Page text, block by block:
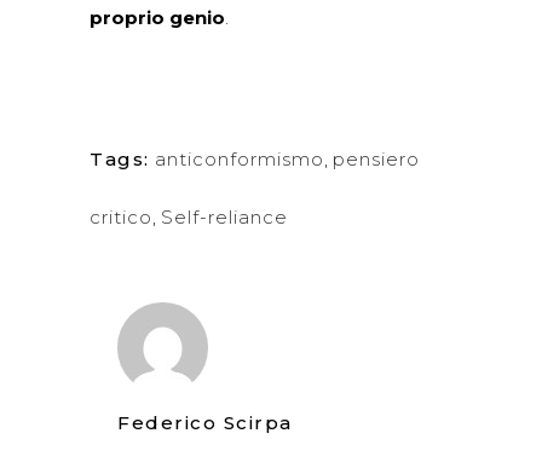
proprio genio.
Tags: anticonformismo, pensiero
critico, Self-reliance
Federico Scirpa